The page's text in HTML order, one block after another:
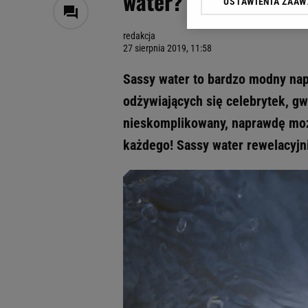
redakcja
27 sierpnia 2019, 11:58
Sassy water to bardzo modny
odżywiających się celebrytek,
nieskomplikowany, naprawdę
każdego! Sassy water
Klikając „Akceptuję”
odnośnik „Ustawienia
My, nasi Zaufani
Użycie dokładnych
Przechowywanie
badnie odbiorców i